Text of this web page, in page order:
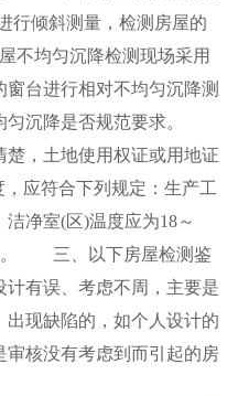
行倾斜测量，检测房屋的
不均匀沉降检测现场采用
台进行相对不均匀沉降测
沉降是否规范要求。
，土地使用权证或用地证
应符合下列规定：生产工
净室(区)温度应为18～
。 三、以下房屋检测鉴
有误、考虑不周，主要是
现缺陷的，如个人设计的
审核没有考虑到而引起的房